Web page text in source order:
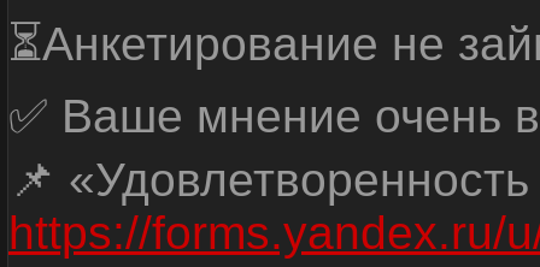
⏳Анкетирование не
✅ Ваше мнение очень
📌
https://forms.yandex.ru/